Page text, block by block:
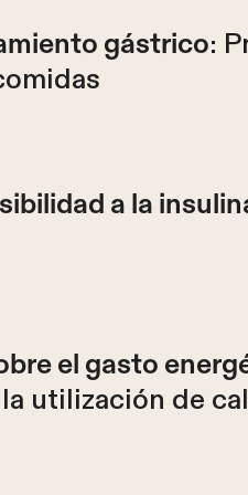
gástrico:
a la
el gasto
utilización de